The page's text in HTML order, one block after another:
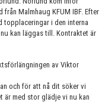
från Malmhaug KFUM IBF. Efter
topplaceringar i den interna
kan läggas till. Kontraktet är
av Viktor
och för att nå dit söker vi
är med stor glädje vi nu kan